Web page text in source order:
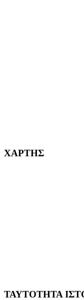
ΧΑΡΤΗΣ
ΤΑΥΤΟΤΗΤΑ